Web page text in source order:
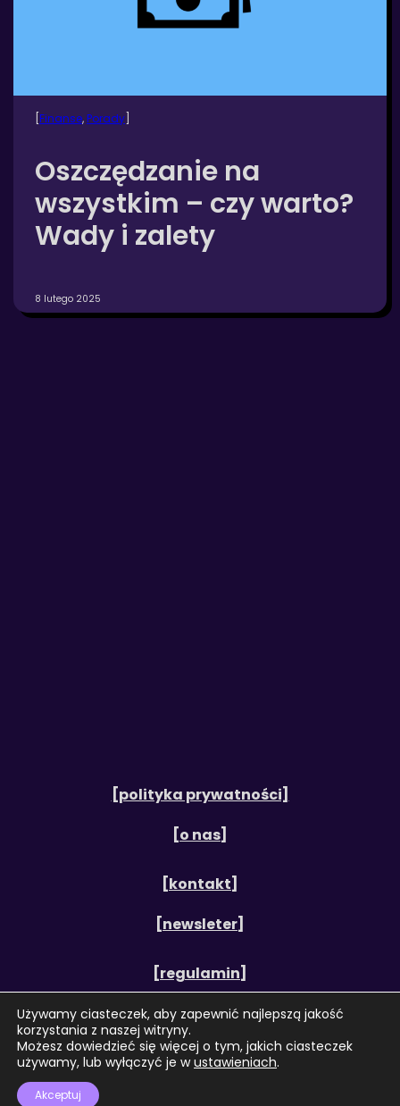
Finanse, Porady
Oszczędzanie na
wszystkim – czy warto?
Wady i zalety
8 lutego 2025
[polityka prywatności]
[o nas]
[kontakt]
[newsleter]
[regulamin]
[cookies]
Używamy ciasteczek, aby zapewnić najlepszą jakość
korzystania z naszej witryny.
Możesz dowiedzieć się więcej o tym, jakich ciasteczek
używamy, lub wyłączyć je wustawieniach.
Akceptuj